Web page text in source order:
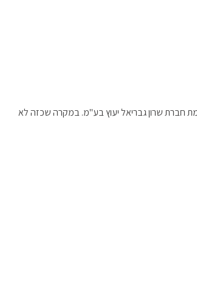
חברת שרון גבריאל יעוץ בע"מ. במקרה שכזה לא